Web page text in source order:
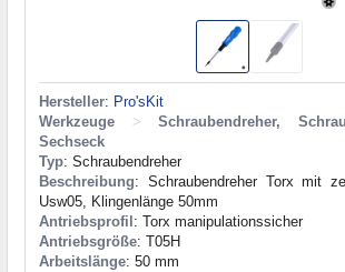
Hersteller: Pro'sKit
Werkzeuge
>
Schraubendreher,
Sechseck
Typ: Schraubendreher
Beschreibung: Schraubendreher Torx mit
Usw05, Klingenlänge 50mm
Antriebsprofil : Torx manipulationssicher
Antriebsgröße: T05H
Arbeitslänge: 50 mm